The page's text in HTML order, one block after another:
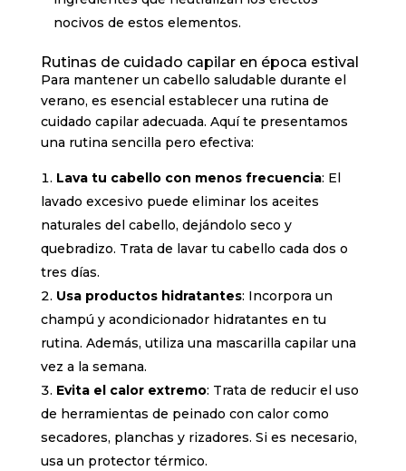
nocivos de estos elementos.
Rutinas de cuidado capilar en época estival
Para mantener un cabello saludable durante el
verano, es esencial establecer una rutina de
cuidado capilar adecuada. Aquí te presentamos
una rutina sencilla pero efectiva:
Lava tu cabello con menos frecuencia: El
lavado excesivo puede eliminar los aceites
naturales del cabello, dejándolo seco y
quebradizo. Trata de lavar tu cabello cada dos o
tres días.
Usa productos hidratantes: Incorpora un
champú y acondicionador hidratantes en tu
rutina. Además, utiliza una mascarilla capilar una
vez a la semana.
Evita el calor extremo: Trata de reducir el uso
de herramientas de peinado con calor como
secadores, planchas y rizadores. Si es necesario,
usa un protector térmico.